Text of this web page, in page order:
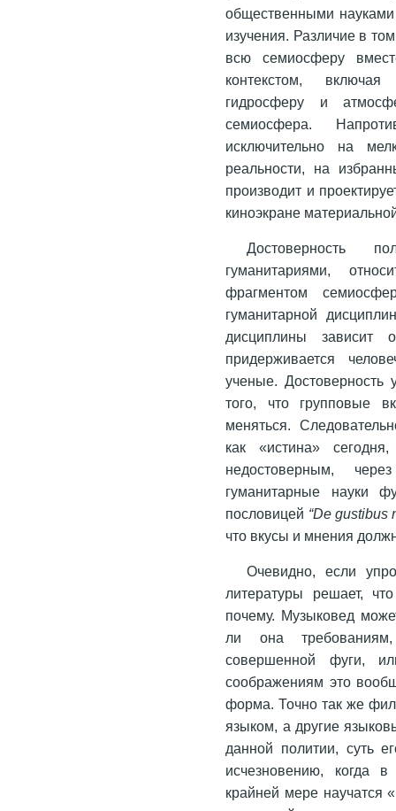
общественными
изучения. Различие в
всю семиосферу
контекстом, включая
гидросферу и
семиосфера.
исключительно на
реальности, на
производит и
киноэкране
Достоверность
гуманитариями,
фрагментом
гуманитарной
дисциплины зависит
придерживается
ученые.
того, что групповые
меняться.
как «истина»
недостоверным,
гуманитарные науки
пословицей “De gustibus
что вкусы и мнения
Очевидно, если
литературы решает,
почему. Музыковед
ли она
совершенной фуги,
соображениям это
форма. Точно так же
языком, а другие
данной политии, суть
исчезновению, когда
крайней мере научатся